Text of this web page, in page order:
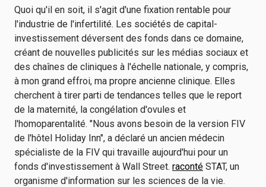
Quoi qu'il en soit, il s'agit d'une fixation rentable pour
l'industrie de l'infertilité. Les sociétés de capital-
investissement déversent des fonds dans ce domaine,
créant de nouvelles publicités sur les médias sociaux et
des chaînes de cliniques à l'échelle nationale, y compris,
à mon grand effroi, ma propre ancienne clinique. Elles
cherchent à tirer parti de tendances telles que le report
de la maternité, la congélation d'ovules et
l'homoparentalité. "Nous avons besoin de la version FIV
de l'hôtel Holiday Inn", a déclaré un ancien médecin
spécialiste de la FIV qui travaille aujourd'hui pour un
fonds d'investissement à Wall Street. raconté STAT, un
organisme d'information sur les sciences de la vie.